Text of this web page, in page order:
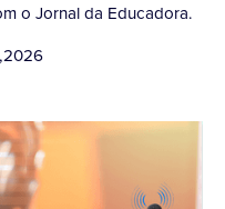
o Jornal da Educadora.
,2026